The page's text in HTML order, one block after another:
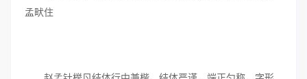
孟畎住